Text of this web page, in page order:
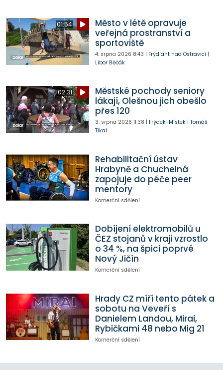
01:54
Město v létě opravuje
veřejná prostranství a
sportoviště
4. srpna 2026 8:43 | Frýdlant nad Ostravicí|
Libor Běčák
02:31
Městské pochody seniory
lákají, Olešnou jich obešlo
přes 120
3. srpna 2026 11:38 | Frýdek-Místek| Tomáš
Tikal
Rehabilitační ústav
Hrabyně a Chuchelná
zapojuje do péče peer
mentory
Komerční sdělení
Dobíjení elektromobilů u
ČEZ stojanů v kraji vzrostlo
o 34 %, na špici poprvé
Nový Jičín
Komerční sdělení
Hrady CZ míří tento pátek a
sobotu na Veveří s
Danielem Landou, Mirai,
Rybičkami 48 nebo Mig 21
Komerční sdělení